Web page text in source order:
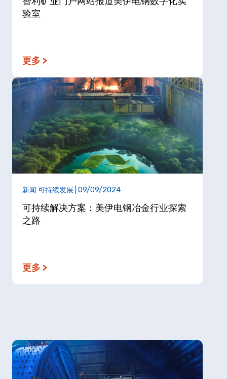
验室
更多 >
新闻 可持续发展 | 09/09/2024
可持续解决方案：美伊电钢冶金行业探索
之路
更多 >